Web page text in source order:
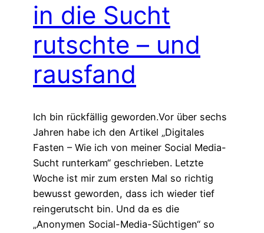
in die Sucht
rutschte – und
rausfand
Ich bin rückfällig geworden.Vor über sechs
Jahren habe ich den Artikel „Digitales
Fasten – Wie ich von meiner Social Media-
Sucht runterkam“ geschrieben. Letzte
Woche ist mir zum ersten Mal so richtig
bewusst geworden, dass ich wieder tief
reingerutscht bin. Und da es die
„Anonymen Social-Media-Süchtigen“ so